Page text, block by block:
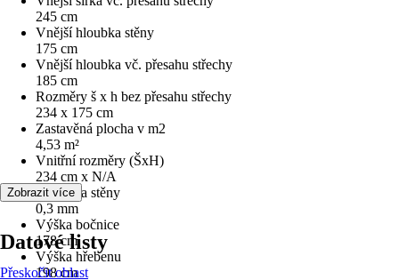
245 cm
Vnější hloubka stěny
175 cm
Vnější hloubka vč. přesahu střechy
185 cm
Rozměry š x h bez přesahu střechy
234 x 175 cm
Zastavěná plocha v m2
4,53 m²
Vnitřní rozměry (ŠxH)
234 cm x N/A
Tloušťka stěny
0,3 mm
Výška bočnice
178 cm
Výška hřebenu
198 cm
Zobrazit více
Datové listy
Přeskočit oblast